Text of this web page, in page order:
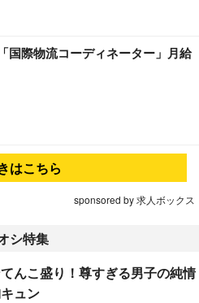
国際物流コーディネーター」月給
はこちら
sponsored by 求人ボックス
シ特集
んこ盛り！尊すぎる男子の純情
ュン